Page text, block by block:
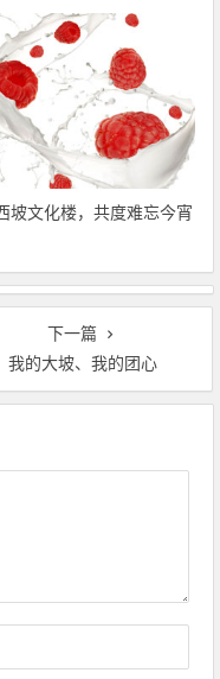
坡文化楼，共度难忘今宵
下一篇
我的大坡、我的团心